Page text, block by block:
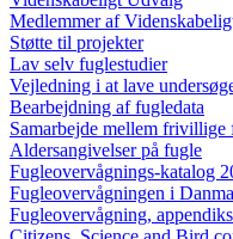
Medlemmer af
Støtte til projekter
Lav selv fuglestudier
Vejledning i at lave
Bearbejdning af fugledata
Samarbejde mellem
Aldersangivelser på fugle
Fugleovervågnings-katalog
Fugleovervågningen i
Fugleovervågning, appendiks